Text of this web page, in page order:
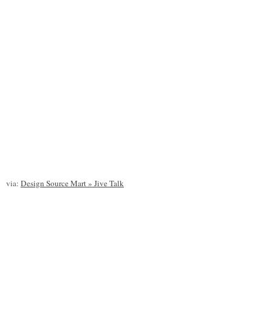
via: Design Source Mart » Jive Talk